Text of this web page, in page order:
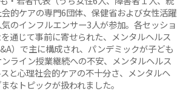
的ケアの専門6団体、保健省および女性活躍
のインフルエンサー3人が参加。各セッショ
通じて事前に寄せられた、メンタルヘルス
）で主に構成され、パンデミックが子ども
ライン授業継続への不安、メンタルヘルス
と心理社会的ケアの不十分さ、メンタルヘ
なトピックが扱われました。